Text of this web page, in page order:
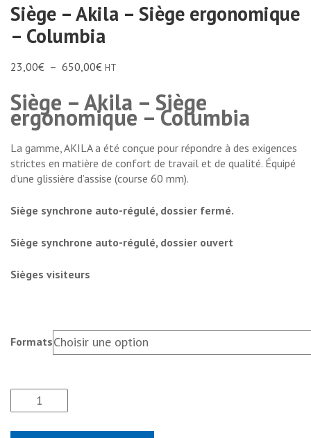
Siège – Akila – Siège ergonomique
– Columbia
23,00€ – 650,00€ HT
Siège – Akila – Siège
ergonomique – Columbia
La gamme, AKILA a été conçue pour répondre à des exigences
strictes en matière de confort de travail et de qualité. Équipé
d’une glissière d’assise (course 60 mm).
Siège synchrone auto-régulé, dossier fermé.
Siège synchrone auto-régulé, dossier ouvert
Sièges visiteurs
Formats